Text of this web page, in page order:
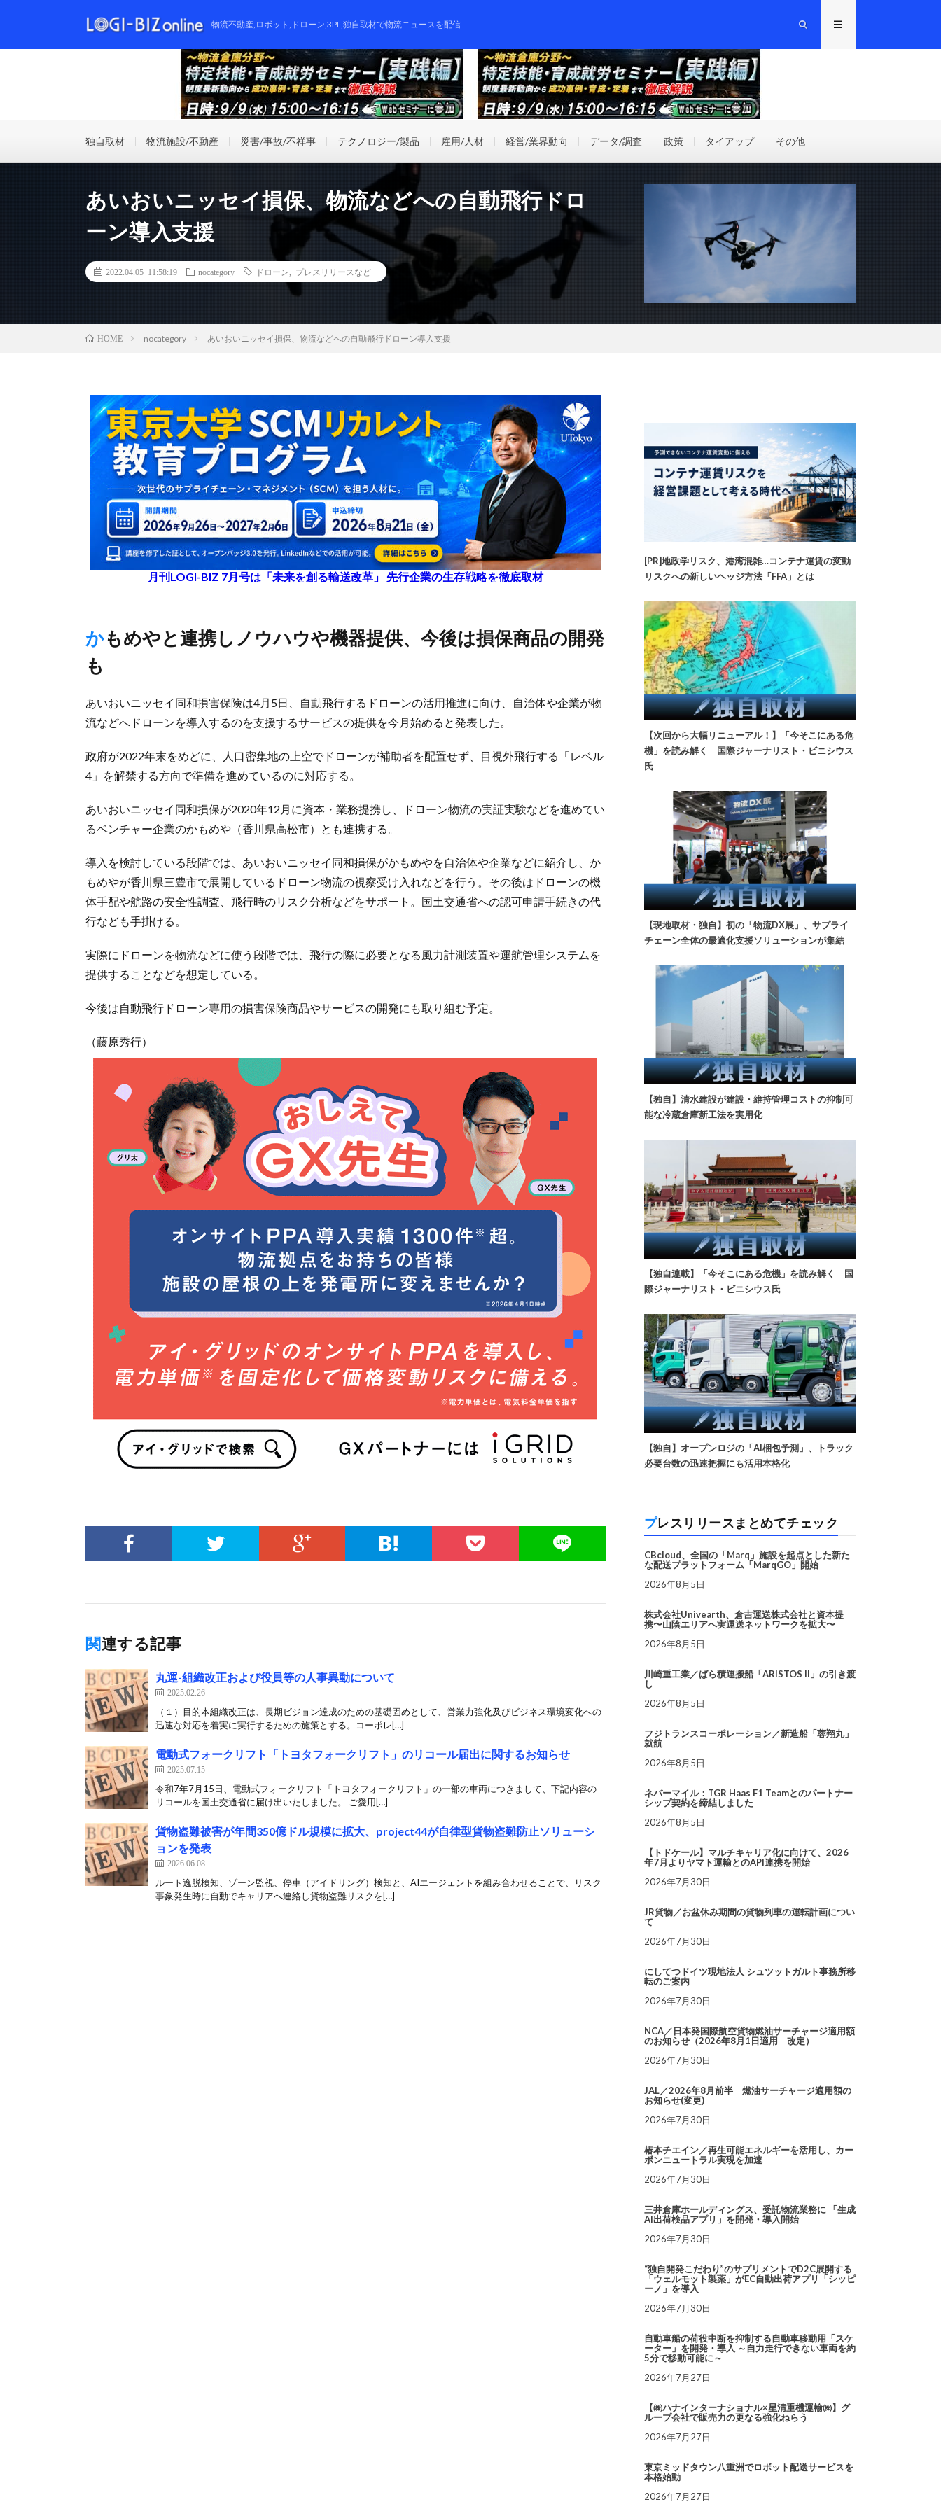
物流不動産,ロボット,ドローン,3PL,独自取材で物流ニュースを配信
独自取材 物流施設/不動産 災害/事故/不祥事 テクノロジー/製品 雇用/人材 経営/業界動向 データ/調査 政策 タイアップ その他
あいおいニッセイ損保、物流などへの自動飛行ドロ
ーン導入支援
2022.04.05 11:58:19 nocategory ドローン プレスリリースなど
HOME nocategory あいおいニッセイ損保、物流などへの自動飛行ドローン導入支援
月刊LOGI-BIZ 7月号は「未来を創る輸送改革」 先行企業の生存戦略を徹底取材
かもめやと連携しノウハウや機器提供、今後は損保商品の開発
も
あいおいニッセイ同和損害保険は4月5日、自動飛行するドローンの活用推進に向け、自治体や企業が物
流などへドローンを導入するのを支援するサービスの提供を今月始めると発表した。
政府が2022年末をめどに、人口密集地の上空でドローンが補助者を配置せず、目視外飛行する「レベル
4」を解禁する方向で準備を進めているのに対応する。
あいおいニッセイ同和損保が2020年12月に資本・業務提携し、ドローン物流の実証実験などを進めてい
るベンチャー企業のかもめや（香川県高松市）とも連携する。
導入を検討している段階では、あいおいニッセイ同和損保がかもめやを自治体や企業などに紹介し、か
もめやが香川県三豊市で展開しているドローン物流の視察受け入れなどを行う。その後はドローンの機
体手配や航路の安全性調査、飛行時のリスク分析などをサポート。国土交通省への認可申請手続きの代
行なども手掛ける。
実際にドローンを物流などに使う段階では、飛行の際に必要となる風力計測装置や運航管理システムを
提供することなどを想定している。
今後は自動飛行ドローン専用の損害保険商品やサービスの開発にも取り組む予定。
（藤原秀行）
関連する記事
丸運-組織改正および役員等の人事異動について
2025.02.26
（１）目的本組織改正は、長期ビジョン達成のための基礎固めとして、営業力強化及びビジネス環境変化への
迅速な対応を着実に実行するための施策とする。コーポレ[…]
電動式フォークリフト「トヨタフォークリフト」のリコール届出に関するお知らせ
2025.07.15
令和7年7月15日、電動式フォークリフト「トヨタフォークリフト」の一部の車両につきまして、下記内容の
リコールを国土交通省に届け出いたしました。 ご愛用[…]
貨物盗難被害が年間350億ドル規模に拡大、project44が自律型貨物盗難防止ソリューシ
ョンを発表
2026.06.08
ルート逸脱検知、ゾーン監視、停車（アイドリング）検知と、AIエージェントを組み合わせることで、リスク
事象発生時に自動でキャリアへ連絡し貨物盗難リスクを[…]
[PR]地政学リスク、港湾混雑…コンテナ運賃の変動
リスクへの新しいヘッジ方法「FFA」とは
【次回から大幅リニューアル！】「今そこにある危
機」を読み解く 国際ジャーナリスト・ビニシウス
氏
【現地取材・独自】初の「物流DX展」、サプライ
チェーン全体の最適化支援ソリューションが集結
【独自】清水建設が建設・維持管理コストの抑制可
能な冷蔵倉庫新工法を実用化
【独自連載】「今そこにある危機」を読み解く 国
際ジャーナリスト・ビニシウス氏
【独自】オープンロジの「AI梱包予測」、トラック
必要台数の迅速把握にも活用本格化
プレスリリースまとめてチェック
CBcloud、全国の「Marq」施設を起点とした新た
な配送プラットフォーム「MarqGO」開始
2026年8月5日
株式会社Univearth、倉吉運送株式会社と資本提
携〜山陰エリアへ実運送ネットワークを拡大〜
2026年8月5日
川崎重工業／ばら積運搬船「ARISTOS II」の引き渡
し
2026年8月5日
フジトランスコーポレーション／新造船「蓉翔丸」
就航
2026年8月5日
ネバーマイル：TGR Haas F1 Teamとのパートナー
シップ契約を締結しました
2026年8月5日
【トドケール】マルチキャリア化に向けて、2026
年7月よりヤマト運輸とのAPI連携を開始
2026年7月30日
JR貨物／お盆休み期間の貨物列車の運転計画につい
て
2026年7月30日
にしてつドイツ現地法人 シュツットガルト事務所移
転のご案内
2026年7月30日
NCA／日本発国際航空貨物燃油サーチャージ適用額
のお知らせ（2026年8月1日適用 改定）
2026年7月30日
JAL／2026年8月前半 燃油サーチャージ適用額の
お知らせ(変更)
2026年7月30日
椿本チエイン／再生可能エネルギーを活用し、カー
ボンニュートラル実現を加速
2026年7月30日
三井倉庫ホールディングス、受託物流業務に 「生成
AI出荷検品アプリ」を開発・導入開始
2026年7月30日
“独自開発こだわり”のサプリメントでD2C展開する
「ウェルモット製薬」がEC自動出荷アプリ「シッピ
ーノ」を導入
2026年7月30日
自動車船の荷役中断を抑制する自動車移動用「スケ
ーター」を開発・導入 ～自力走行できない車両を約
5分で移動可能に～
2026年7月27日
【㈱ハナインターナショナル×星清重機運輸㈱】グ
ループ会社で販売力の更なる強化ねらう
2026年7月27日
東京ミッドタウン八重洲でロボット配送サービスを
本格始動
2026年7月27日